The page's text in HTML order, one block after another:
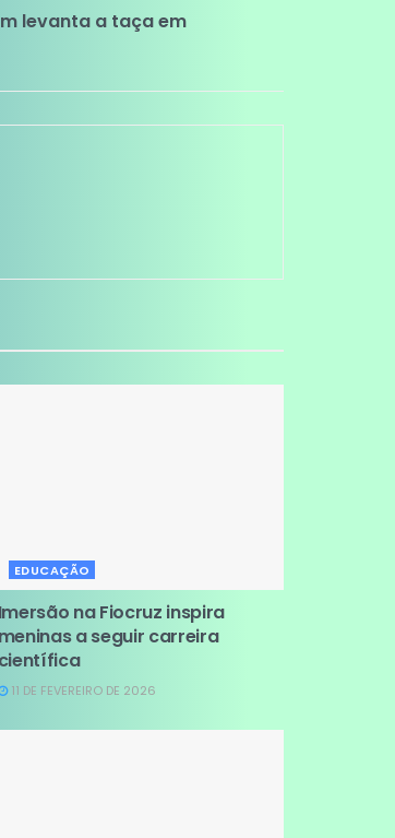
levanta a taça em
EDUCAÇÃO
Imersão na Fiocruz inspira
meninas a seguir carreira
científica
11 DE FEVEREIRO DE 2026